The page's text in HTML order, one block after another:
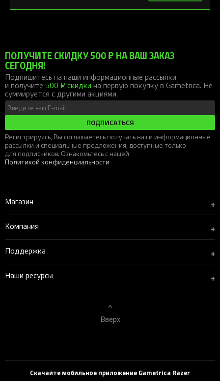
ПОЛУЧИТЕ СКИДКУ 500 ₽ НА ВАШ ЗАКАЗ
СЕГОДНЯ!
Подпишитесь на наши информационные рассылки
и получите 500 ₽ скидки на первую покупку в Gametrica. Не
суммируется с другими акциями.
ПОДПИСАТЬСЯ
Регистрируясь, Вы соглашаетесь получать наши информационные
рассылки и специальные предложения, доступные только
для подписчиков. Ознакомьтесь с нашей
Политикой конфиденциальности
Магазин +
Компания +
Поддержка +
Наши ресурсы +
Вверх
Скачайте мобильное приложение Gametrica Razer